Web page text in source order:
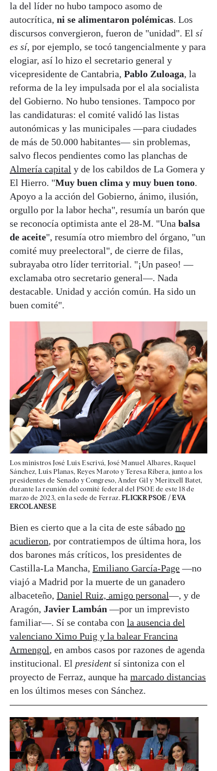
la del líder no hubo tampoco asomo de
autocrítica, ni se alimentaron polémicas. Los
discursos convergieron, fueron de "unidad". El sí
es sí, por ejemplo, se tocó tangencialmente y para
elogiar, así lo hizo el secretario general y
vicepresidente de Cantabria, Pablo Zuloaga, la
reforma de la ley impulsada por el ala socialista
del Gobierno. No hubo tensiones. Tampoco por
las candidaturas: el comité validó las listas
autonómicas y las municipales —para ciudades
de más de 50.000 habitantes— sin problemas,
salvo flecos pendientes como las planchas de
Almería capital y de los cabildos de La Gomera y
El Hierro. "Muy buen clima y muy buen tono.
Apoyo a la acción del Gobierno, ánimo, ilusión,
orgullo por la labor hecha", resumía un barón que
se reconocía optimista ante el 28-M. "Una balsa
de aceite", resumía otro miembro del órgano, "un
comité muy preelectoral", de cierre de filas,
subrayaba otro líder territorial. "¡Un paseo! —
exclamaba otro secretario general—. Nada
destacable. Unidad y acción común. Ha sido un
buen comité".
Los ministros José Luis Escrivá, José Manuel Albares, Raquel
Sánchez, Luis Planas, Reyes Maroto y Teresa Ribera, junto a los
presidentes de Senado y Congreso, Ander Gil y Meritxell Batet,
durante la reunión del comité federal del PSOE de este 18 de
marzo de 2023, en la sede de Ferraz.FLICKR PSOE / EVA
ERCOLANESE
Bien es cierto que a la cita de este sábado no
acudieron, por contratiempos de última hora, los
dos barones más críticos, los presidentes de
Castilla-La Mancha, Emiliano García-Page—no
viajó a Madrid por la muerte de un ganadero
albaceteño, Daniel Ruiz, amigo personal—, y de
Aragón, Javier Lambán —por un imprevisto
familiar—. Sí se contaba con la ausencia del
valenciano Ximo Puig y la balear Francina
Armengol, en ambos casos por razones de agenda
institucional. El president sí sintoniza con el
proyecto de Ferraz, aunque ha marcado distancias
en los últimos meses con Sánchez.